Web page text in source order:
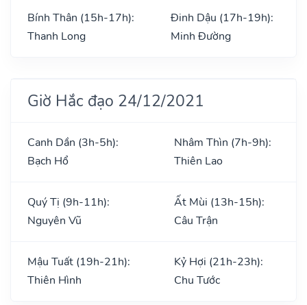
Bính Thân (15h-17h):
Thanh Long
Đinh Dậu (17h-19h):
Minh Đường
Giờ Hắc đạo 24/12/2021
Canh Dần (3h-5h):
Bạch Hổ
Nhâm Thìn (7h-9h):
Thiên Lao
Quý Tị (9h-11h):
Nguyên Vũ
Ất Mùi (13h-15h):
Câu Trận
Mậu Tuất (19h-21h):
Thiên Hình
Kỷ Hợi (21h-23h):
Chu Tước